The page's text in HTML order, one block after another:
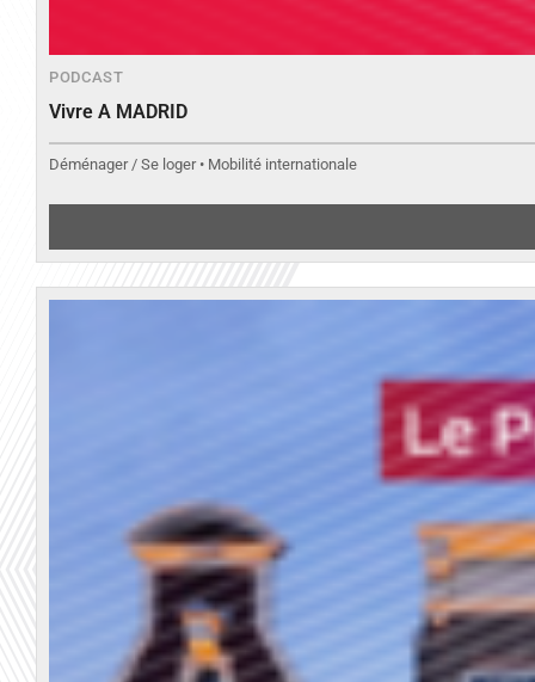
PODCAST
Vivre A MADRID
Déménager / Se loger • Mobilité internationale